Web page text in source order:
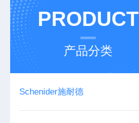
PRODUCT
产品分类
Schenider施耐德